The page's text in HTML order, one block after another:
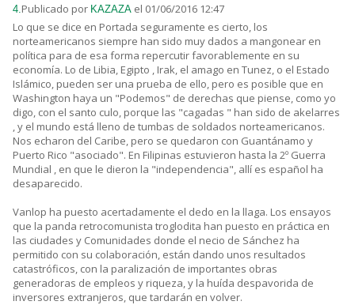
4. Publicado por KAZAZA el 01/06/2016 12:47
Lo que se dice en Portada seguramente es cierto, los
norteamericanos siempre han sido muy dados a mangonear en
política para de esa forma repercutir favorablemente en su
economía. Lo de Libia, Egipto , Irak, el amago en Tunez, o el Estado
Islámico, pueden ser una prueba de ello, pero es posible que en
Washington haya un "Podemos" de derechas que piense, como yo
digo, con el santo culo, porque las "cagadas " han sido de akelarres
, y el mundo está lleno de tumbas de soldados norteamericanos.
Nos echaron del Caribe, pero se quedaron con Guantánamo y
Puerto Rico "asociado". En Filipinas estuvieron hasta la 2º Guerra
Mundial , en que le dieron la "independencia", allí es español ha
desaparecido.
Vanlop ha puesto acertadamente el dedo en la llaga. Los ensayos
que la panda retrocomunista troglodita han puesto en práctica en
las ciudades y Comunidades donde el necio de Sánchez ha
permitido con su colaboración, están dando unos resultados
catastróficos, con la paralización de importantes obras
generadoras de empleos y riqueza, y la huída despavorida de
inversores extranjeros, que tardarán en volver.